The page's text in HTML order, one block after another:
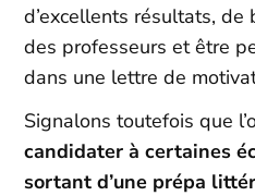
d’excellents résultats, de
des professeurs et être
dans une lettre de
Signalons toutefois que
candidater à certaines
sortant d’une prépa